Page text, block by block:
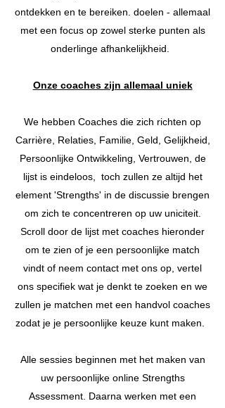
ontdekken en te bereiken. doelen - allemaal
met een focus op zowel sterke punten als
onderlinge afhankelijkheid.
Onze coaches zijn allemaal uniek
We hebben Coaches die zich richten op
Carrière, Relaties, Familie, Geld, Gelijkheid,
Persoonlijke Ontwikkeling, Vertrouwen, de
lijst is eindeloos,
toch zullen ze altijd het
element 'Strengths' in de discussie brengen
om zich te concentreren op uw uniciteit.
Scroll door de lijst met coaches hieronder
om te zien of je een persoonlijke match
vindt of neem contact met ons op, vertel
ons specifiek wat je denkt te zoeken en we
zullen je matchen met een handvol coaches
zodat je je persoonlijke keuze kunt maken.
Alle sessies beginnen met het maken van
uw persoonlijke online Strengths
Assessment. Daarna werken met een